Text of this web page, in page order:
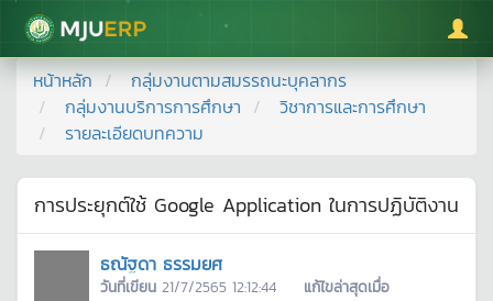
มหาวิทยาลัยแม่โจ้
หน้าหลัก
กลุ่มงานตามสมรรถนะบุคลากร
กลุ่มงานบริการการศึกษา
วิชาการและการศึกษา
รายละเอียดบทความ
การประยุกต์ใช้ Google Application ในการปฏิบัติงาน
ธณัฐดา ธรรมยศ
วันที่เขียน 21/7/2565 12:12:44
แก้ไขล่าสุดเมื่อ